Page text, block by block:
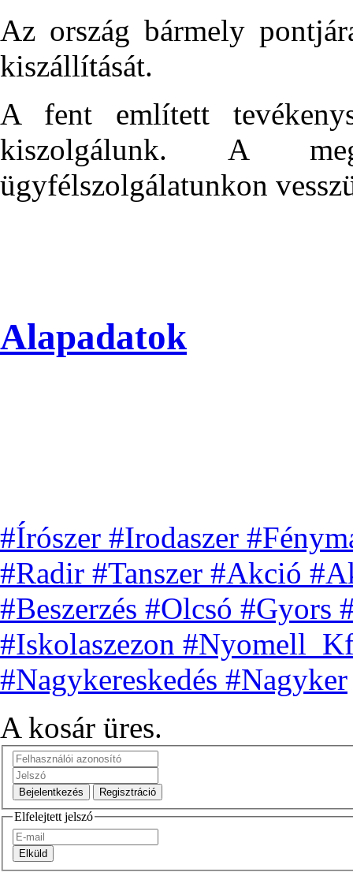
Az ország bármely
kiszállítását.
A fent említett
kiszolgálunk. A
ügyfélszolgálatunkon
Alapadatok
#Írószer #Irodaszer
#Radir #Tanszer #Akció
#Beszerzés #Olcsó #Gyors
#Iskolaszezon
#Nagykereskedés #Nagyker
A kosár üres.
Elfelejtett jelszó